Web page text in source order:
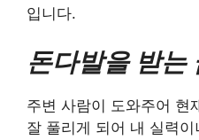
입니다.
돈다발을 받는
주변 사람이 도와주어 현
잘 풀리게 되어 내 실력